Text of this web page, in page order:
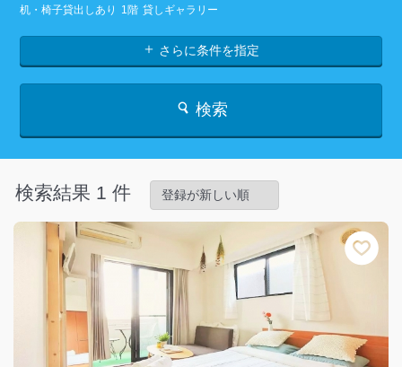
机・椅子貸出しあり
1階 貸しギャラリー
さらに条件を指定
検索
検索結果 1 件